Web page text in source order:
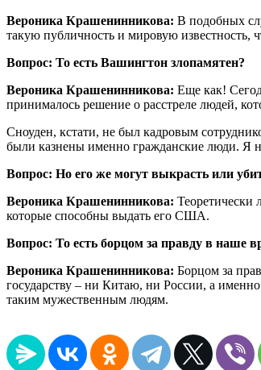
Вероника Крашенинникова: В подобных
такую публичность и мировую известность,
Вопрос: То есть Вашингтон злопамятен?
Вероника Крашенинникова: Еще как!
принималось решение о расстреле людей,
Сноуден, кстати, не был кадровым
были казнены именно гражданские люди. Я
Вопрос: Но его же могут выкрасть или
Вероника Крашенинникова: Теоретически
которые способны выдать его США.
Вопрос: То есть борцом за правду в наше
Вероника Крашенинникова: Борцом за
государству – ни Китаю, ни России, а
таким мужественным людям.